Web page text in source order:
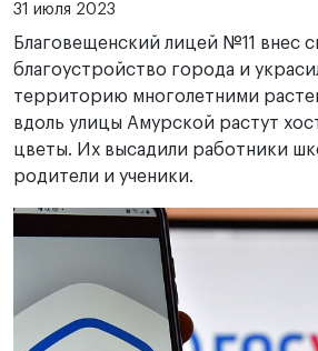
31 июля 2023
Благовещенский лицей №11 внес
благоустройство города и
территорию многолетними
вдоль улицы Амурской растут
цветы. Их высадили работники
родители и ученики.